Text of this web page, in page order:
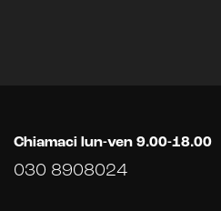
Blockchain
Chiamaci lun-ven 9.00-18.00
030 8908024